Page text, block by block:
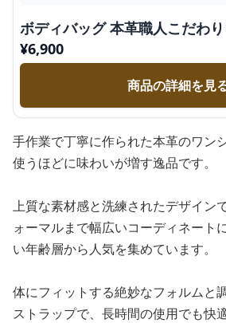
ボディバッグ 本革職人こだわ
¥6,900
商品の詳細を見
手作業で丁寧に作られた本革のワン
使うほどに味わいが増す逸品です。
上質な素材感と洗練されたデザイン
ォーマルまで幅広いコーディネート
い年齢層から人気を集めています。
体にフィットする絶妙なフォルムと
ストラップで、長時間の使用でも快